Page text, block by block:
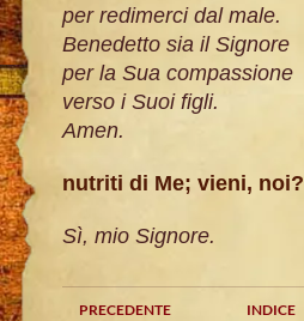
per redimerci dal male.
Benedetto sia il Signore
per la Sua compassione
verso i Suoi figli.
Amen.
nutriti di Me; vieni, noi?
Sì, mio Signore.
PRECEDENTE INDICE